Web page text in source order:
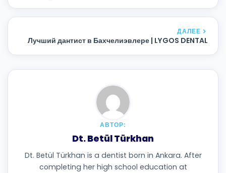
ДАЛЕЕ
Лучший дантист в Бахчелиэвлере | LYGOS DENTAL
АВТОР:
Dt. Betül Türkhan
Dt. Betül Türkhan is a dentist born in Ankara. After
completing her high school education at